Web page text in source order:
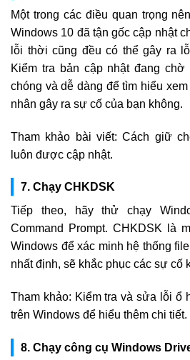
Một trong các điều quan trọng
Windows 10 đã tận gốc cập nhật
lỗi thời cũng đều có thể gây ra
Kiểm tra bản cập nhật đang
chóng và dễ dàng để tìm hiểu
nhân gây ra sự cố của bạn không.
Tham khảo bài viết: Cách giữ
luôn được cập nhật.
7. Chạy CHKDSK
Tiếp theo, hãy thử chạy
Command Prompt. CHKDSK là
Windows để xác minh hệ thống
nhất định, sẽ khắc phục các sự cố
Tham khảo: Kiểm tra và sửa lỗi ổ
trên Windows để hiểu thêm chi tiết.
8. Chạy công cụ Windows